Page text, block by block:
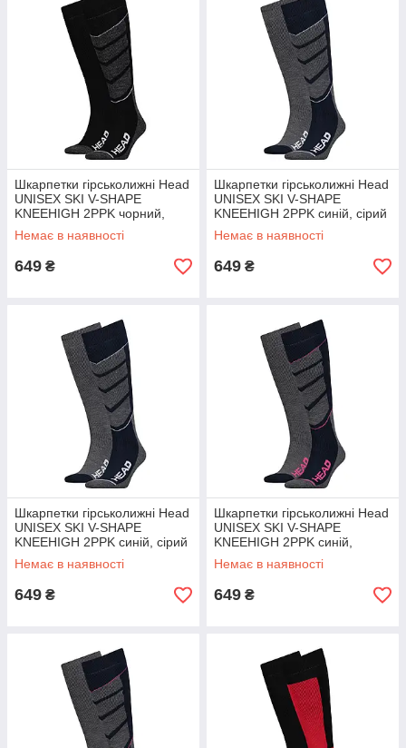
Шкарпетки гірськолижні Head
UNISEX SKI V-SHAPE
KNEEHIGH 2PPK чорний,
білий Уні 31-34
Немає в наявності
649 ₴
Шкарпетки гірськолижні Head
UNISEX SKI V-SHAPE
KNEEHIGH 2PPK синій, сірий
Уні 35-38
Немає в наявності
649 ₴
Шкарпетки гірськолижні Head
UNISEX SKI V-SHAPE
KNEEHIGH 2PPK синій, сірий
Уні 31-34
Немає в наявності
649 ₴
Шкарпетки гірськолижні Head
UNISEX SKI V-SHAPE
KNEEHIGH 2PPK синій,
рожевий Уні 43-46
Немає в наявності
649 ₴